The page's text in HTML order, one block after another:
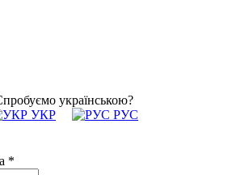
українською?
УКР
РУС
*